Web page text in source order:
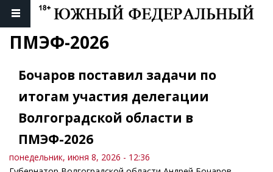
ПМЭФ-2026
Бочаров поставил задачи по
итогам участия делегации
Волгоградской области в
ПМЭФ-2026
понедельник, июня 8, 2026 - 12:36